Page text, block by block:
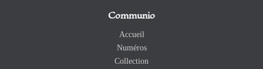
Communio
Accueil
Numéros
Collection